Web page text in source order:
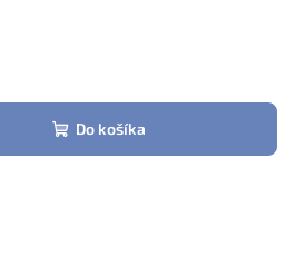
Do košíka